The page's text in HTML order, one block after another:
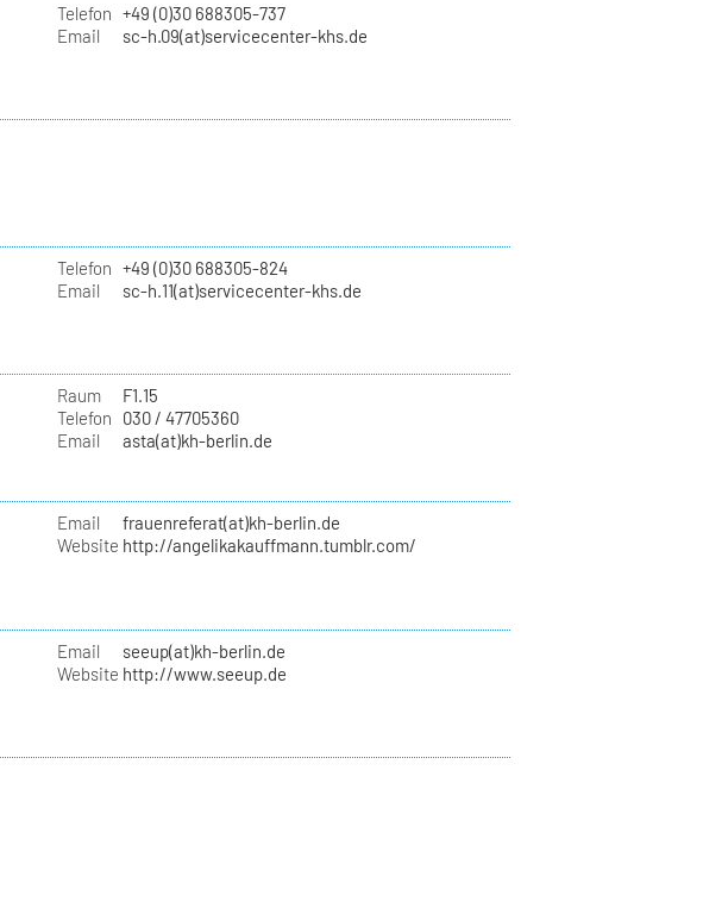
Telefon +49 (0)30 688305-737
Email
sc-h.09(at)servicecenter-khs.de
Telefon +49 (0)30 688305-824
Email
sc-h.11(at)servicecenter-khs.de
Raum
F1.15
Telefon
030 / 47705360
Email
asta(at)kh-berlin.de
Email
frauenreferat(at)kh-berlin.de
Website http://angelikakauffmann.tumblr.com/
Email
seeup(at)kh-berlin.de
Website http://www.seeup.de